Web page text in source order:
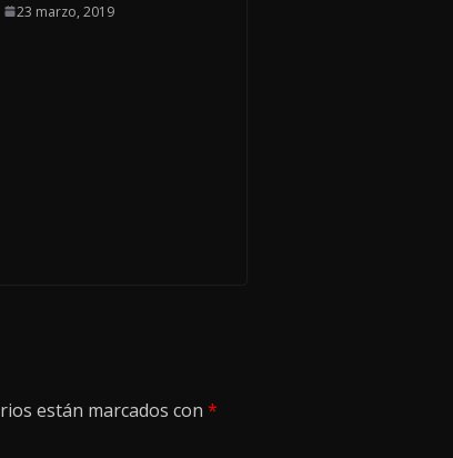
23 marzo, 2019
están marcados con *